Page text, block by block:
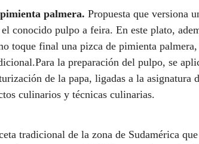
palmera. Propuesta que versiona
conocido pulpo a feira. En este plato,
toque final una pizca de pimienta
la preparación del pulpo, se
de la papa, ligadas a la asignatura
culinarios y técnicas culinarias.
tradicional de la zona de Sudamérica